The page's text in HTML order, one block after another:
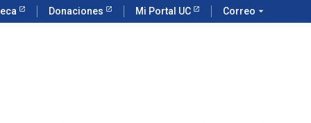
Donaciones Mi Portal UC Correo arrow_drop_down